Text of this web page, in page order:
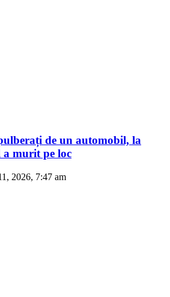
de un automobil, la
murit pe loc
2026, 7:47 am